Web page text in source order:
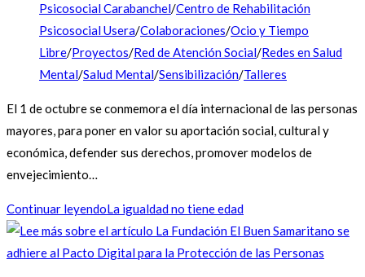
Psicosocial Carabanchel/Centro de Rehabilitación
Psicosocial Usera/Colaboraciones/Ocio y Tiempo
Libre/Proyectos/Red de Atención Social/Redes en Salud
Mental/Salud Mental/Sensibilización/Talleres
El 1 de octubre se conmemora el día internacional de las personas
mayores, para poner en valor su aportación social, cultural y
económica, defender sus derechos, promover modelos de
envejecimiento…
Continuar leyendoLa igualdad no tiene edad